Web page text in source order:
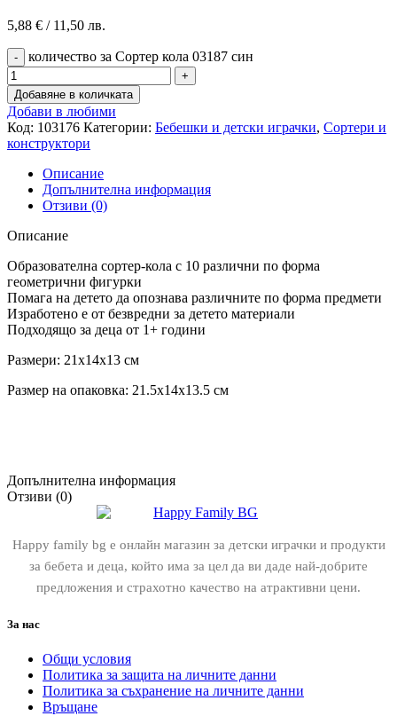
5,88 € / 11,50 лв.
количество за Сортер кола 03187 син
Добавяне в количката
Добави в любими
Код: 103176 Категории: Бебешки и детски играчки, Сортери и
конструктори
Описание
Допълнителна информация
Отзиви (0)
Описание
Образователна сортер-кола с 10 различни по форма
геометрични фигурки
Помага на детето да опознава различните по форма предмети
Изработено е от безвредни за детето материали
Подходящо за деца от 1+ години
Размери: 21x14x13 см
Размер на опаковка: 21.5x14x13.5 см
Допълнителна информация
Отзиви (0)
Happy family bg е онлайн магазин за детски играчки и продукти
за бебета и деца, който има за цел да ви даде най-добрите
предложения и страхотно качество на атрактивни цени.
За нас
Общи условия
Политика за защита на личните данни
Политика за съхранение на личните данни
Връщане